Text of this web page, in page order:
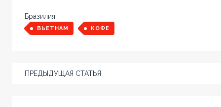
Бразилия
ВЬЕТНАМ КОФЕ
ПРЕДЫДУЩАЯ СТАТЬЯ